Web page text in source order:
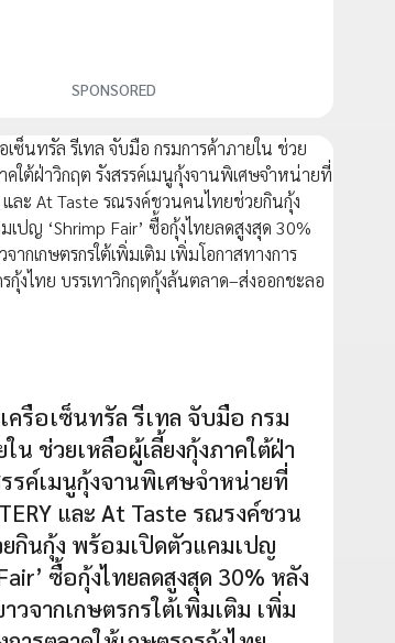
SPONSORED
ครือเซ็นทรัล รีเทล จับมือ กรม
ใน ช่วยเหลือผู้เลี้ยงกุ้งภาคใต้ฝ่า
รค์เมนูกุ้งจานพิเศษจำหน่ายที่
และ At Taste รณรงค์ชวน
กินกุ้ง พร้อมเปิดตัวแคมเปญ
ซื้อกุ้งไทยลดสูงสุด 30% หลัง
วจากเกษตรกรใต้เพิ่มเติม เพิ่ม